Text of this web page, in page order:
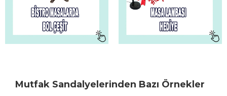
Mutfak Sandalyelerinden Bazı Örnekler